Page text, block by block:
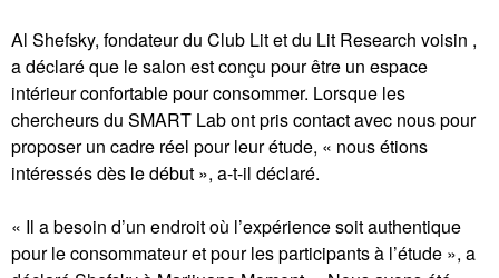
Al Shefsky, fondateur du Club Lit et du Lit Research voisin ,
a déclaré que le salon est conçu pour être un espace
intérieur confortable pour consommer. Lorsque les
chercheurs du SMART Lab ont pris contact avec nous pour
proposer un cadre réel pour leur étude, « nous étions
intéressés dès le début », a-t-il déclaré.
« Il a besoin d’un endroit où l’expérience soit authentique
pour le consommateur et pour les participants à l’étude », a